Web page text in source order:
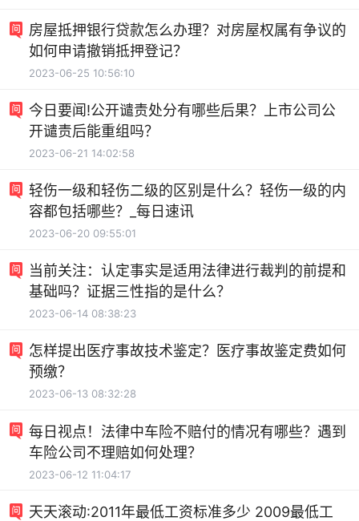
房屋抵押银行贷款怎么办理？对房屋权属有争议的
如何申请撤销抵押登记？
2023-06-25 10:56:10
今日要闻!公开谴责处分有哪些后果？上市公司公
开谴责后能重组吗？
2023-06-21 14:02:58
轻伤一级和轻伤二级的区别是什么？轻伤一级的内
容都包括哪些？_每日速讯
2023-06-20 09:55:01
当前关注：认定事实是适用法律进行裁判的前提和
基础吗？证据三性指的是什么？
2023-06-14 08:38:23
怎样提出医疗事故技术鉴定？医疗事故鉴定费如何
预缴？
2023-06-13 08:32:28
每日视点！法律中车险不赔付的情况有哪些？遇到
车险公司不理赔如何处理？
2023-06-12 11:04:17
天天滚动:2011年最低工资标准多少 2009最低工